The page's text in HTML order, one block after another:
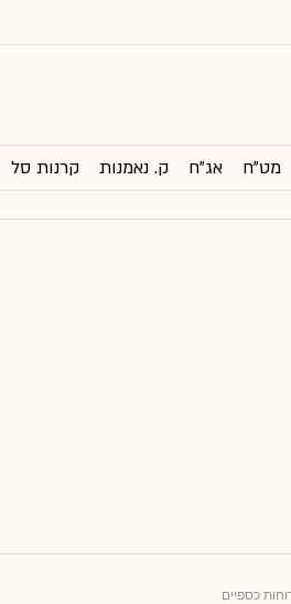
מט"ח אג"ח ק. נאמנות קרנות סל
כספיים